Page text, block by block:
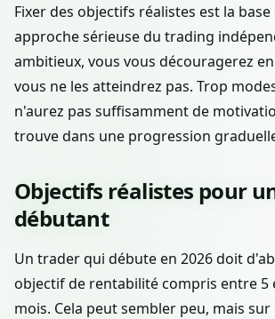
Fixer des objectifs réalistes est la
approche sérieuse du trading
ambitieux, vous vous découragerez
vous ne les atteindrez pas. Trop
n'aurez pas suffisamment de
trouve dans une progression
Objectifs réalistes pour
débutant
Un trader qui débute en 2026 doit
objectif de rentabilité compris entre 5
mois. Cela peut sembler peu, mais